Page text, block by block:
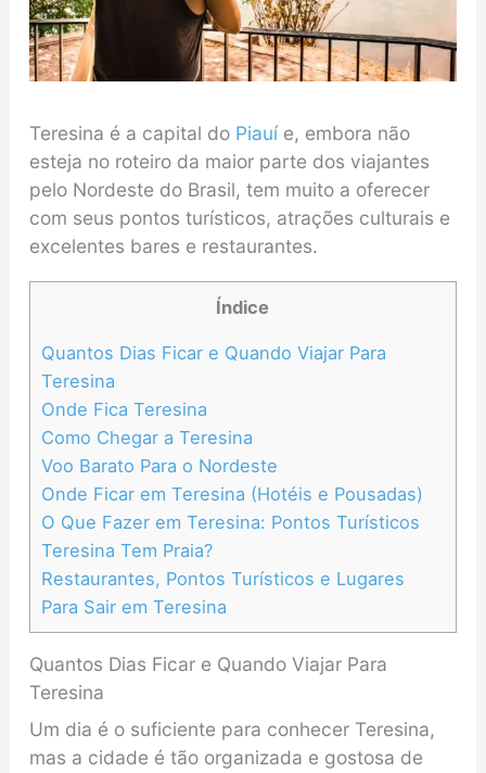
Teresina é a capital do Piauí e, embora não
esteja no roteiro da maior parte dos viajantes
pelo Nordeste do Brasil, tem muito a oferecer
com seus pontos turísticos, atrações culturais e
excelentes bares e restaurantes.
Índice
Quantos Dias Ficar e Quando Viajar Para
Teresina
Onde Fica Teresina
Como Chegar a Teresina
Voo Barato Para o Nordeste
Onde Ficar em Teresina (Hotéis e Pousadas)
O Que Fazer em Teresina: Pontos Turísticos
Teresina Tem Praia?
Restaurantes, Pontos Turísticos e Lugares
Para Sair em Teresina
Quantos Dias Ficar e Quando Viajar Para
Teresina
Um dia é o suficiente para conhecer Teresina,
mas a cidade é tão organizada e gostosa de